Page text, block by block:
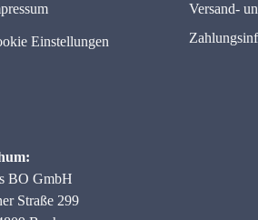
BO GmbH
Straße 299
Einstellungen
Versand-